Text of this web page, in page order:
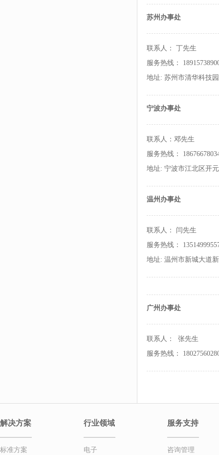
苏州办事处
联系人： 丁先生
服务热线：
地址: 苏州市清华科技
宁波办事处
联系人：邓先生
服务热线：
地址: 宁波市江北区开
温州办事处
联系人： 闫先生
服务热线：
地址: 温州市新城大道
广州办事处
联系人： 张先生
服务热线：
解决方案
标准方案
行业领域
电子
服务支持
咨询管理